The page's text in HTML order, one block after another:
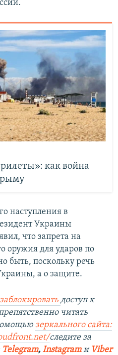
как война
наступления в
Украины
что запрета на
оружия для ударов по
быть, поскольку речь
а о защите.
доступ к
читать
зеркального сайта:
следите за
Telegram, Instagramи Viber